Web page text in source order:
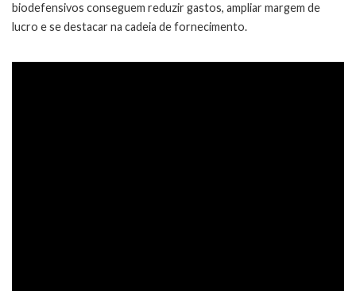
biodefensivos conseguem reduzir gastos, ampliar margem de
lucro e se destacar na cadeia de fornecimento.